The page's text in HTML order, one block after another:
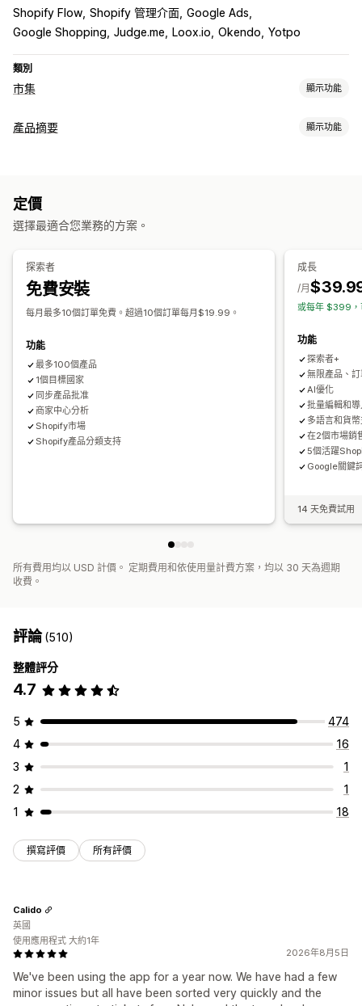
Shopify Flow Shopify 管理介面 Google Ads
Google Shopping Judge.me Loox.io Okendo Yotpo
類別
市集 顯示功能
產品資訊管理
訂單管理
產品摘要 顯示功能
多國語言
產品同步處理
錯誤驗證 選取商品
全球交易品項識別碼 (GTIN) 管理
摘要最佳化
追蹤成效
多種格式
定價
選擇最適合您業務的方案。
探索者
免費安裝
每月最多10個訂單免費。超過10個訂單每月$19.99。
功能
最多100個產品
1個目標國家
同步產品批准
商家中心分析
Shopify市場
Shopify產品分類支持
成長
/月
或每年 $399，
功能
探索者+
無限產品、
AI優化
批量編輯和
多語言和貨
在2個市場銷
5個活躍
Google關鍵
14 天免費試用
所有費用均以 USD 計價。 定期費用和依使用量計費方案，均以 30 天為週期
收費。
評論(510)
整體評分
4.7
5
474
4
16
3
1
2
1
1
18
撰寫評價 所有評價
2026年8月5日
We've been using the app for a year now. We have had a few
minor issues but all have been sorted very quickly and the
Calido
英國
使用應用程式 大約1年